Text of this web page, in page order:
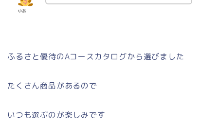
ゆあ
ふるさと優待のAコースカタログから選びました
たくさん商品があるので
いつも選ぶのが楽しみです